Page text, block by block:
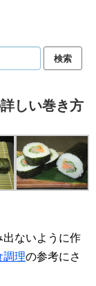
しい巻き方
ないように作
調理の参考にさ